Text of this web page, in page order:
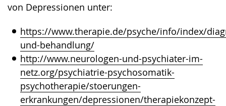
von Depressionen unter:
https://www.therapie.de/psyche/info/index/
und-behandlung/
http://www.neurologen-und-psychiater-im-
netz.org/psychiatrie-psychosomatik-
psychotherapie/stoerungen-
erkrankungen/depressionen/therapiekonzept-